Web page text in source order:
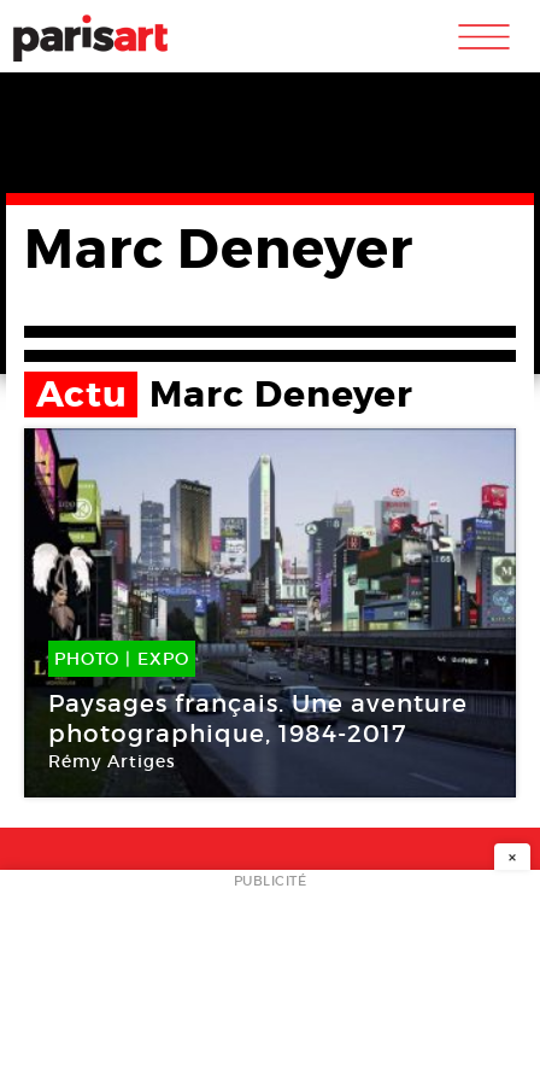
m
Marc Deneyer
Actu Marc Deneyer
PHOTO | EXPO
24 Oct -04 Fév 2018
Paysages français. Une aventure
photographique, 1984-2017
Rémy Artiges
Bibliothèque nationale de France – site
NEWSLETTER
×
PUBLICITÉ